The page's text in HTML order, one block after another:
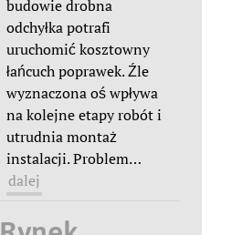
budowie drobna
odchyłka potrafi
uruchomić kosztowny
łańcuch poprawek. Źle
wyznaczona oś wpływa
na kolejne etapy robót i
utrudnia montaż
instalacji. Problem…
dalej